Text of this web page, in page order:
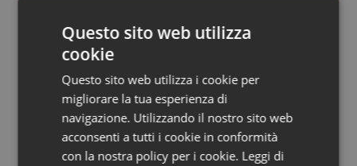
Molise
Provincia Autonoma di Bolzano
Provincia Autonoma di Trento
Epatiti
Infezioni & Febbre
Ipertensione & Scompenso
Leadership Infermieristica 2026: nuovi
modelli di responsabilità e autonomia
Leadership Medica 2026: guidare team
clinici ad alte prestazioni
Questo sito web utilizza
cookie
Questo sito web utilizza i cookie per
migliorare la tua esperienza di
navigazione. Utilizzando il nostro sito web
acconsenti a tutti i cookie in conformità
con la nostra policy per i cookie. Leggi di